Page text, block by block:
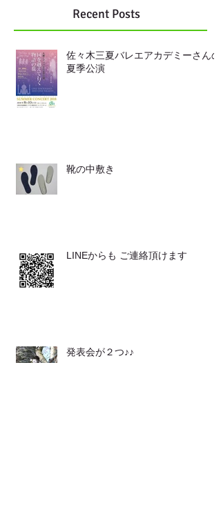
Recent Posts
佐々木三夏バレエアカデミーさんの
夏季公演
靴の中敷き
LINEからも ご連絡頂けます
発表会が２つ♪♪